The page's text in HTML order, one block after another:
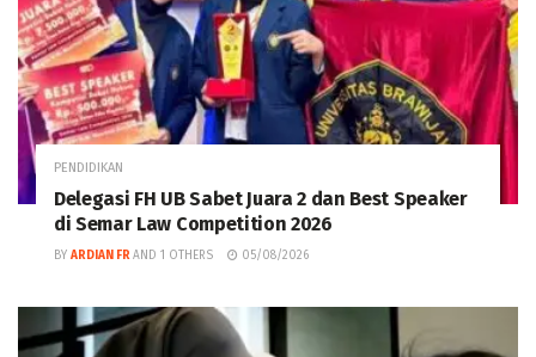
PENDIDIKAN
Delegasi FH UB Sabet Juara 2 dan Best Speaker
di Semar Law Competition 2026
BY ARDIAN FR AND 1 OTHERS 05/08/2026